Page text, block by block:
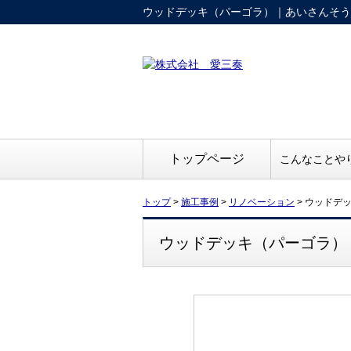
ウッドデッキ（パーゴラ）｜あいさんそ
トップページ こんなことや
トップ> 施工事例 > リノベーション > ウッドデ
ウッドデッキ（パーゴラ）